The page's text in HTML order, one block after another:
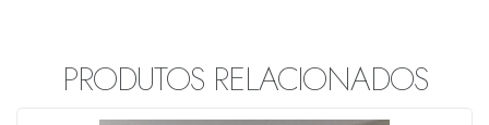
PRODUTOS RELACIONADOS